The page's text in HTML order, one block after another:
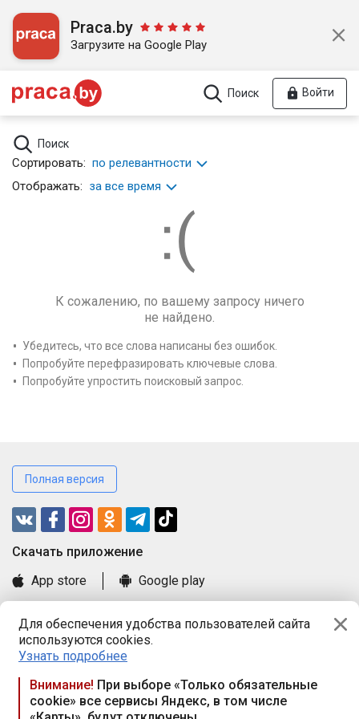
Для обеспечения удобства пользователей сайта
используются cookies.
Узнать подробнее
Внимание! При выборе «Только обязательные
cookie» все сервисы Яндекс, в том числе
Praca.by
Загрузите на Google Play
Поиск Войти
Поиск
Сортировать: по релевантности
Отображать: за все время
К сожалению, по вашему запросу ничего
не найдено.
Убедитесь, что все слова написаны без ошибок.
Попробуйте перефразировать ключевые слова.
Попробуйте упростить поисковый запрос.
Полная версия
Cкачать приложение
App store
Google play
Книга замечаний и предложений
Правила и документы
Praca.by © 2000—2026, ООО «ПРАЦА БАЙ»
Республика Беларусь, 220114, г. Минск, пр-т Независимости
117а, пом. № 9.